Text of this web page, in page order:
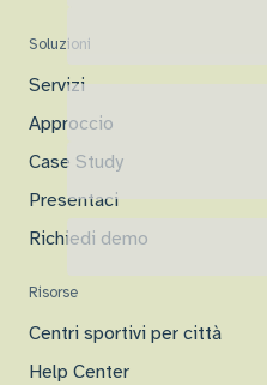
Soluzioni
Servizi
Approccio
Case Study
Presentaci
Richiedi demo
Risorse
Centri sportivi per città
Help Center